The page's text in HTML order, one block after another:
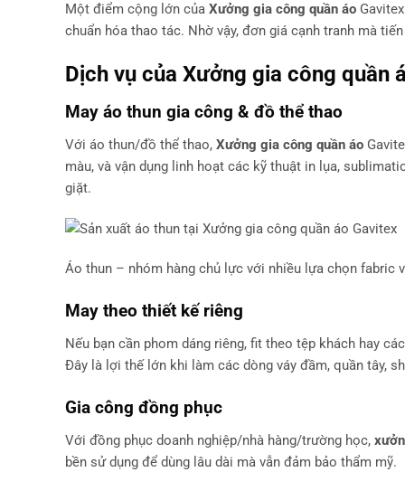
Một điểm cộng lớn của Xưởng gia công quần áo
chuẩn hóa thao tác. Nhờ vậy, đơn giá cạnh tranh mà
Dịch vụ của Xưởng gia công quần
May áo thun gia công & đồ thể thao
Với áo thun/đồ thể thao, Xưởng gia công quần áo
màu, và vận dụng linh hoạt các kỹ thuật in lụa,
giặt.
Áo thun – nhóm hàng chủ lực với nhiều lựa chọn fabric
May theo thiết kế riêng
Nếu bạn cần phom dáng riêng, fit theo tệp khách hay
Đây là lợi thế lớn khi làm các dòng váy đầm, quần tây,
Gia công đồng phục
Với đồng phục doanh nghiệp/nhà hàng/trường học,
bền sử dụng để dùng lâu dài mà vẫn đảm bảo thẩm mỹ.